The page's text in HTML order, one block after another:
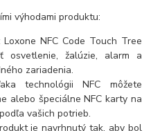
výhodami produktu:
NFC Code Touch Tree
osvetlenie, žalúzie, alarm a
zariadenia.
technológii NFC môžete
alebo špeciálne NFC karty na
vašich potrieb.
je navrhnutý tak, aby bol